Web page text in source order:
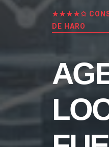
★★★★✩
DE HARO